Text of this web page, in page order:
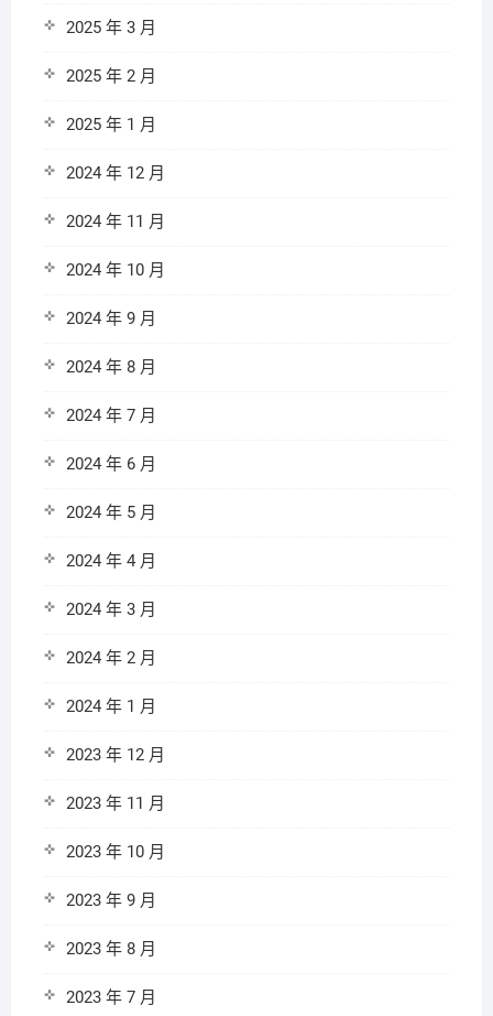
2025 年 3 月
2025 年 2 月
2025 年 1 月
2024 年 12 月
2024 年 11 月
2024 年 10 月
2024 年 9 月
2024 年 8 月
2024 年 7 月
2024 年 6 月
2024 年 5 月
2024 年 4 月
2024 年 3 月
2024 年 2 月
2024 年 1 月
2023 年 12 月
2023 年 11 月
2023 年 10 月
2023 年 9 月
2023 年 8 月
2023 年 7 月